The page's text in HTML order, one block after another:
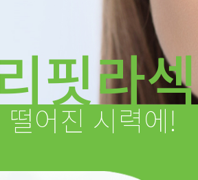
핏라섹
어진 시력에!